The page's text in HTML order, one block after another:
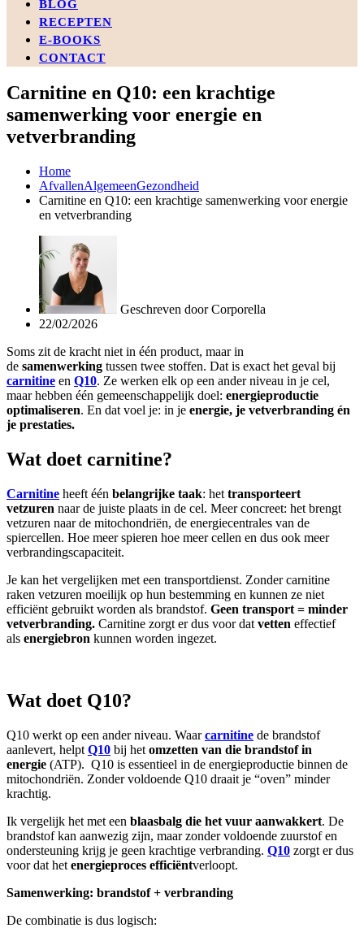
BLOG
RECEPTEN
E-BOOKS
CONTACT
Carnitine en Q10: een krachtige
samenwerking voor energie en
vetverbranding
Home
AfvallenAlgemeenGezondheid
Carnitine en Q10: een krachtige samenwerking voor energie
en vetverbranding
Geschreven doorCorporella
22/02/2026
Soms zit de kracht niet in één product, maar in
de samenwerking tussen twee stoffen. Dat is exact het geval bij
carnitine en Q10. Ze werken elk op een ander niveau in je cel,
maar hebben één gemeenschappelijk doel: energieproductie
optimaliseren. En dat voel je: in je energie, je vetverbranding én
je prestaties.
Wat doet carnitine?
Carnitine heeft één belangrijke taak: het transporteert
vetzuren naar de juiste plaats in de cel. Meer concreet: het brengt
vetzuren naar de mitochondriën, de energiecentrales van de
spiercellen. Hoe meer spieren hoe meer cellen en dus ook meer
verbrandingscapaciteit.
Je kan het vergelijken met een transportdienst. Zonder carnitine
raken vetzuren moeilijk op hun bestemming en kunnen ze niet
efficiënt gebruikt worden als brandstof. Geen transport = minder
vetverbranding. Carnitine zorgt er dus voor dat vetten effectief
als energiebron kunnen worden ingezet.
Wat doet Q10?
Q10 werkt op een ander niveau. Waarcarnitine de brandstof
aanlevert, helpt Q10 bij het omzetten van die brandstof in
energie (ATP). Q10 is essentieel in de energieproductie binnen de
mitochondriën. Zonder voldoende Q10 draait je “oven” minder
krachtig.
Ik vergelijk het met een blaasbalg die het vuur aanwakkert. De
brandstof kan aanwezig zijn, maar zonder voldoende zuurstof en
ondersteuning krijg je geen krachtige verbranding. Q10 zorgt er dus
voor dat het energieproces efficiëntverloopt.
Samenwerking: brandstof + verbranding
De combinatie is dus logisch: